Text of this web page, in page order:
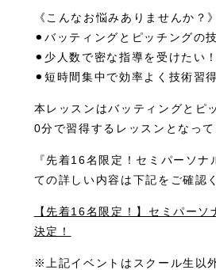
《こんなお悩みありませんか？》
⚫︎バッティングとピッチングの
⚫︎少人数で密な指導を受けたい！
⚫︎短時間集中で効率よく技術習
本レッスンはバッティングとピ
0分で習得するレッスンとなって
『先着16名限定！セミパーソナ
ての詳しい内容は下記をご確認
【先着16名限定！】セミパーソ
決定！
※上記イベントはスクール生以